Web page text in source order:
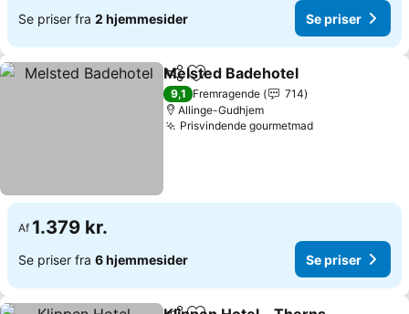
Se priser fra 2 hjemmesider Se priser
Del Føj til favoritter
Melsted Badehotel
9,1 Fremragende
714
Allinge-Gudhjem
Prisvindende gourmetmadSe priser
Af 1.379 kr.
Se priser fra 6 hjemmesider Se priser